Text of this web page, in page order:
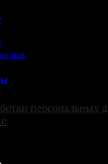
персональных